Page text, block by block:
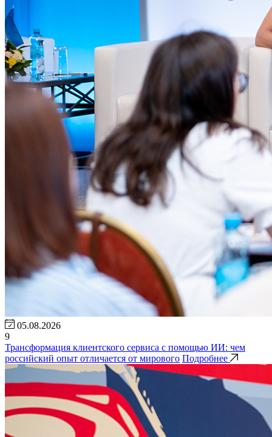
05.08.2026
9
Трансформация клиентского сервиса с помощью ИИ: чем
российский опыт отличается от мирового Подробнее